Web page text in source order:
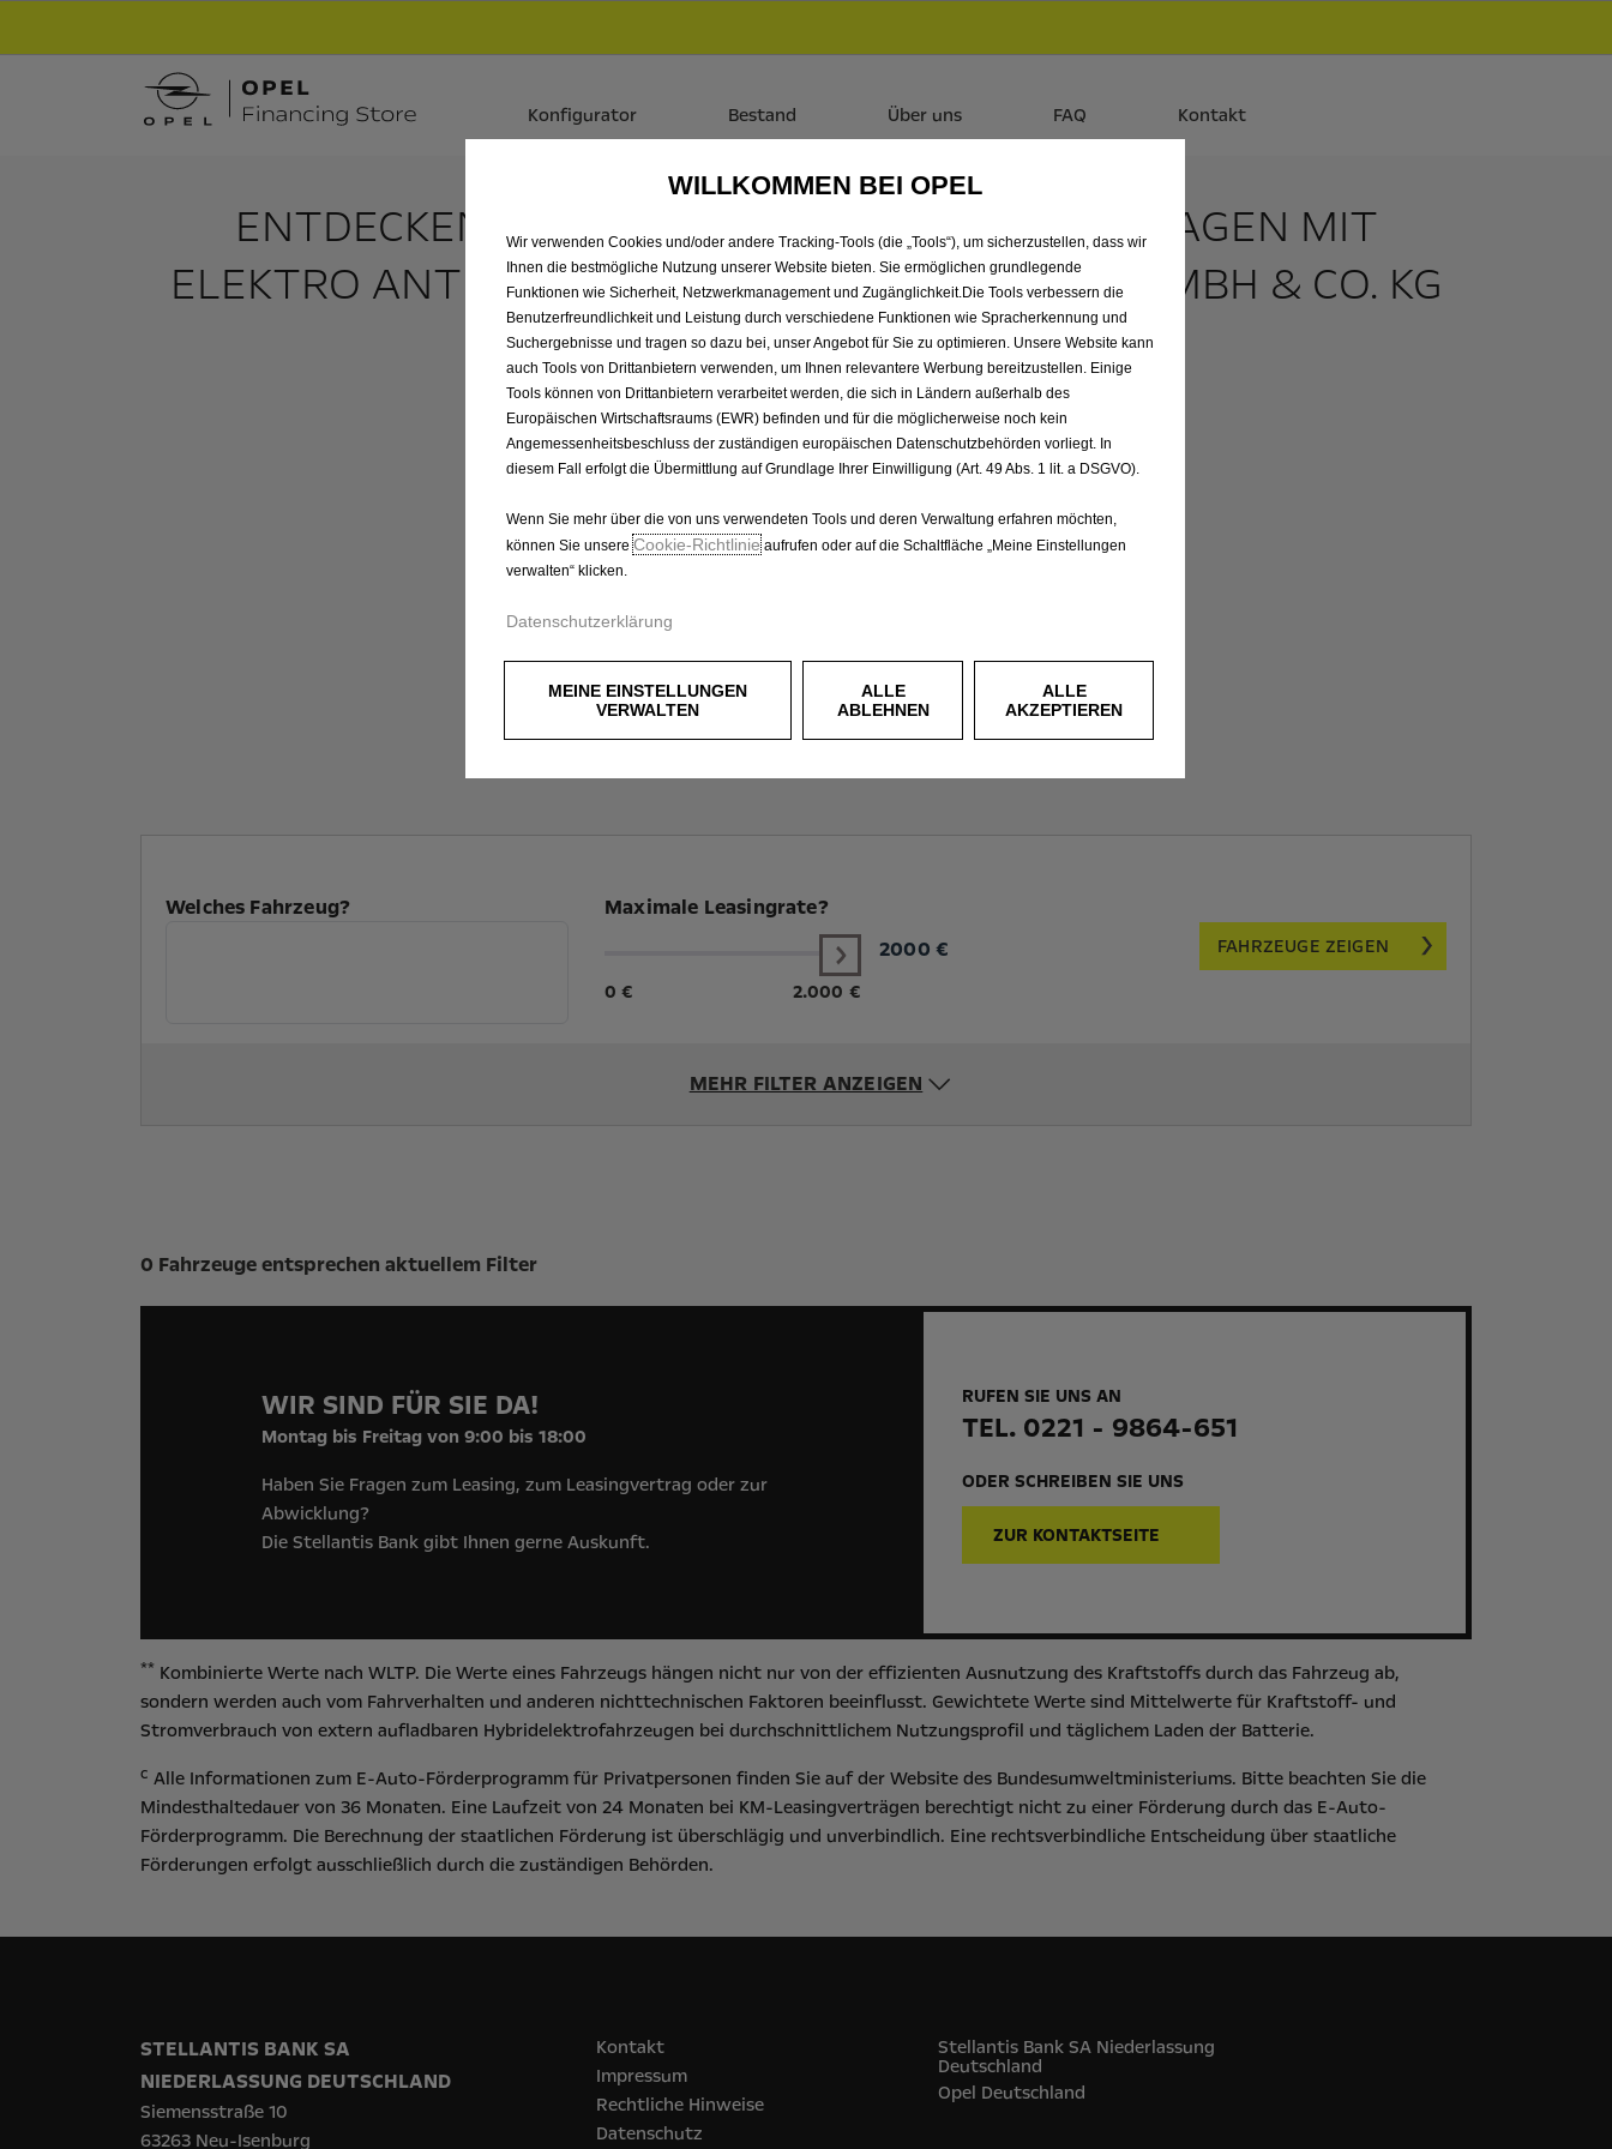
Konfigurator Bestand Über uns FAQ Kontakt
ENTDECKEN SIE ALLE FRONTERA VORFÜHRWAGEN MIT
ELEKTRO ANTRIEB VON FRANKE AUTOMOBILE GMBH & CO. KG
Welches Fahrzeug? Maximale Leasingrate?
0 € 2.000 €
2000 € FAHRZEUGE ZEIGEN
MEHR FILTER ANZEIGEN
Suchergebnisse
0 Fahrzeuge entsprechen aktuellem Filter
WIR SIND FÜR SIE DA!
Montag bis Freitag von 9:00 bis 18:00
Haben Sie Fragen zum Leasing, zum Leasingvertrag oder zur
Abwicklung?
Die Stellantis Bank gibt Ihnen gerne Auskunft.
RUFEN SIE UNS AN
TEL. 0221 - 9864-651
ODER SCHREIBEN SIE UNS
ZUR KONTAKTSEITE
** Kombinierte Werte nach WLTP. Die Werte eines Fahrzeugs hängen nicht nur von der effizienten Ausnutzung des Kraftstoffs durch das Fahrzeug ab,
sondern werden auch vom Fahrverhalten und anderen nichttechnischen Faktoren beeinflusst. Gewichtete Werte sind Mittelwerte für Kraftstoff- und
Stromverbrauch von extern aufladbaren Hybridelektrofahrzeugen bei durchschnittlichem Nutzungsprofil und täglichem Laden der Batterie.
c Alle Informationen zum E-Auto-Förderprogramm für Privatpersonen finden Sie auf der Website des Bundesumweltministeriums. Bitte beachten Sie die
Mindesthaltedauer von 36 Monaten. Eine Laufzeit von 24 Monaten bei KM-Leasingverträgen berechtigt nicht zu einer Förderung durch das E-Auto-
Förderprogramm. Die Berechnung der staatlichen Förderung ist überschlägig und unverbindlich. Eine rechtsverbindliche Entscheidung über staatliche
Förderungen erfolgt ausschließlich durch die zuständigen Behörden.
STELLANTIS BANK SA
NIEDERLASSUNG DEUTSCHLAND
Siemensstraße 10
63263 Neu-Isenburg
Kontakt
Impressum
Rechtliche Hinweise
Datenschutz
Stellantis Bank SA Niederlassung
Deutschland
Opel‎ Deutschland
WILLKOMMEN BEI OPEL
Wir verwenden Cookies und/oder andere Tracking-Tools (die „Tools“), um sicherzustellen, dass wir
Ihnen die bestmögliche Nutzung unserer Website bieten. Sie ermöglichen grundlegende
Funktionen wie Sicherheit, Netzwerkmanagement und Zugänglichkeit.Die Tools verbessern die
Benutzerfreundlichkeit und Leistung durch verschiedene Funktionen wie Spracherkennung und
Suchergebnisse und tragen so dazu bei, unser Angebot für Sie zu optimieren. Unsere Website kann
auch Tools von Drittanbietern verwenden, um Ihnen relevantere Werbung bereitzustellen. Einige
Tools können von Drittanbietern verarbeitet werden, die sich in Ländern außerhalb des
Europäischen Wirtschaftsraums (EWR) befinden und für die möglicherweise noch kein
Angemessenheitsbeschluss der zuständigen europäischen Datenschutzbehörden vorliegt. In
diesem Fall erfolgt die Übermittlung auf Grundlage Ihrer Einwilligung (Art. 49 Abs. 1 lit. a DSGVO).
Wenn Sie mehr über die von uns verwendeten Tools und deren Verwaltung erfahren möchten,
können Sie unsereCookie‑Richtlinieaufrufen oder auf die Schaltfläche „Meine Einstellungen
verwalten“ klicken.
Datenschutzerklärung
MEINE EINSTELLUNGEN
VERWALTEN
ALLE
AKZEPTIEREN
ALLE
ABLEHNEN